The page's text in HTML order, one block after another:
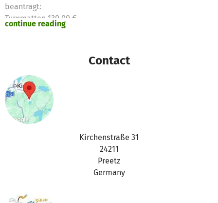
beantragt:
Turnmatten 130,00 €
continue reading
Contact
Kirchenstraße 31
24211
Preetz
Germany